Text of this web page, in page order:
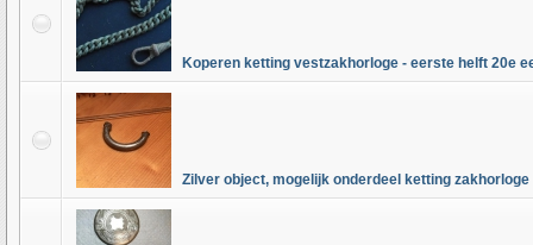
Koperen ketting vestzakhorloge - eerste helft 20e
Zilver object, mogelijk onderdeel ketting zakhorloge